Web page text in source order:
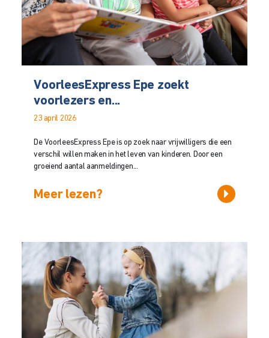
VoorleesExpress Epe zoekt
voorlezers en...
23 april 2026
De VoorleesExpress Epe is op zoek naar vrijwilligers die een
verschil willen maken in het leven van kinderen. Door een
groeiend aantal aanmeldingen...
Meer lezen?